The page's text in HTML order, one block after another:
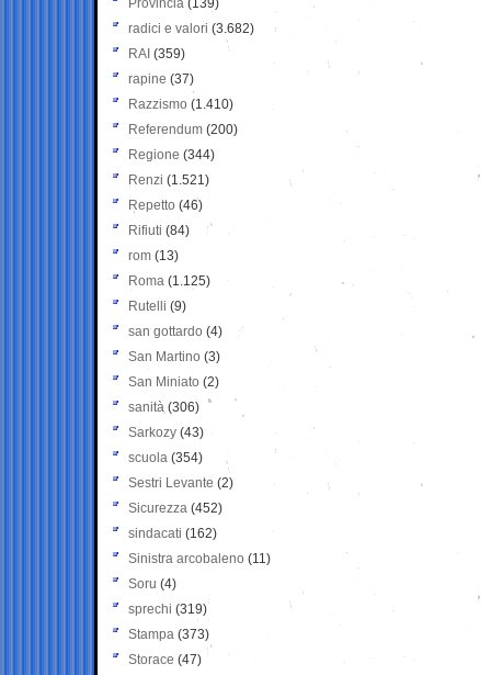
Provincia (139)
radici e valori (3.682)
RAI (359)
rapine (37)
Razzismo (1.410)
Referendum (200)
Regione (344)
Renzi (1.521)
Repetto (46)
Rifiuti (84)
rom (13)
Roma (1.125)
Rutelli (9)
san gottardo (4)
San Martino (3)
San Miniato (2)
sanità (306)
Sarkozy (43)
scuola (354)
Sestri Levante (2)
Sicurezza (452)
sindacati (162)
Sinistra arcobaleno (11)
Soru (4)
sprechi (319)
Stampa (373)
Storace (47)